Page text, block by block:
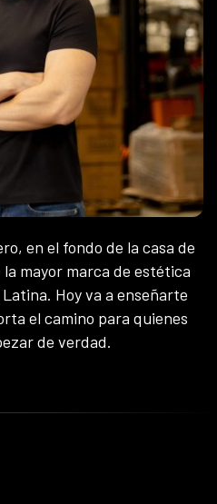
en el fondo de la casa de
mayor marca de estética
Hoy va a enseñarte
el camino para quienes
de verdad.